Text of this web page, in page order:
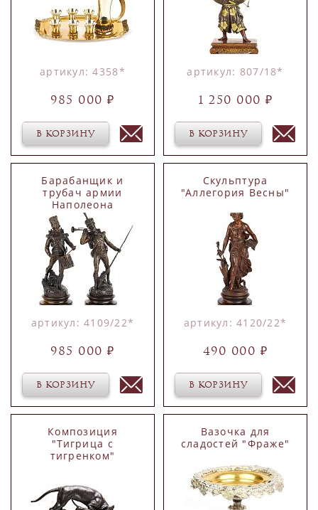
артикул: 4358*
985 000 ₽
В КОРЗИНУ
артикул: 807/18*
1 250 000 ₽
В КОРЗИНУ
Барабанщик и
трубач армии
Наполеона
артикул: 4109/22*
985 000 ₽
В КОРЗИНУ
Скульптура
"Аллегория Весны"
артикул: 4120/22*
490 000 ₽
В КОРЗИНУ
Композиция
"Тигрица с
тигренком"
Вазочка для
сладостей "Фраже"